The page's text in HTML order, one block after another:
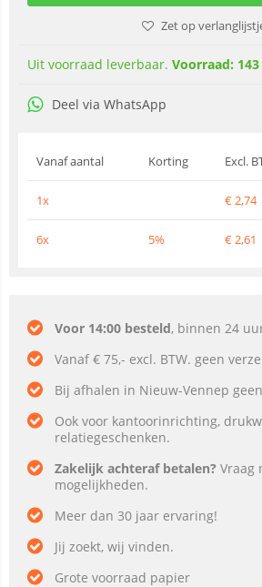
Zet op
Uit voorraad leverbaar. Voorraad: 143
Deel via WhatsApp
Vanaf aantal Korting Excl.
1x €2,74
6x 5% €2,61
Voor 14:00 besteld, binnen 24
Vanaf € 75,- excl. BTW. geen
Bij afhalen in Nieuw-Vennep
Ook voor kantoorinrichting,
relatiegeschenken.
Zakelijk achteraf betalen? Vraag
mogelijkheden.
Meer dan 30 jaar ervaring!
Jij zoekt, wij vinden.
Grote voorraad papier